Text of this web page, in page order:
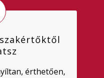
érthetően,